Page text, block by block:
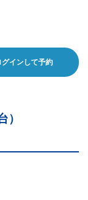
グインして予約
）